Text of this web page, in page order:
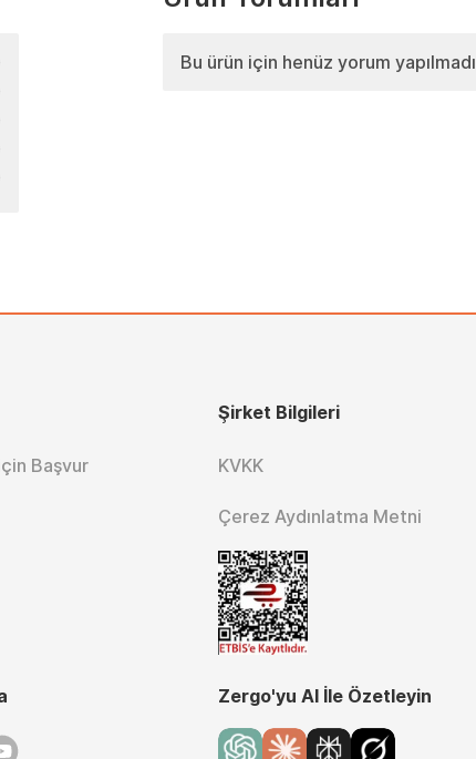
Bu ürün için henüz yorum yapılmadı
Başvur
Şirket Bilgileri
KVKK
Çerez Aydınlatma Metni
Zergo'yu AI İle Özetleyin